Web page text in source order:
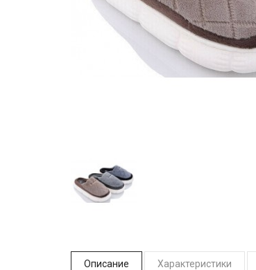
Описание Характеристики